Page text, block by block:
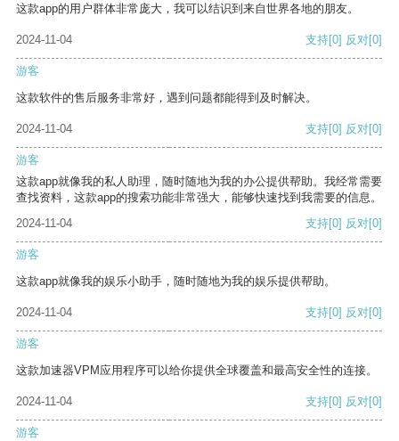
这款app的用户群体非常庞大，我可以结识到来自世界各地的朋友。
2024-11-04 支持[0] 反对[0]
游客
这款软件的售后服务非常好，遇到问题都能得到及时解决。
2024-11-04 支持[0] 反对[0]
游客
这款app就像我的私人助理，随时随地为我的办公提供帮助。我经常需要
查找资料，这款app的搜索功能非常强大，能够快速找到我需要的信息。
2024-11-04
支持[0] 反对[0]
游客
这款app就像我的娱乐小助手，随时随地为我的娱乐提供帮助。
2024-11-04 支持[0] 反对[0]
游客
这款加速器VPM应用程序可以给你提供全球覆盖和最高安全性的连接。
2024-11-04 支持[0] 反对[0]
游客